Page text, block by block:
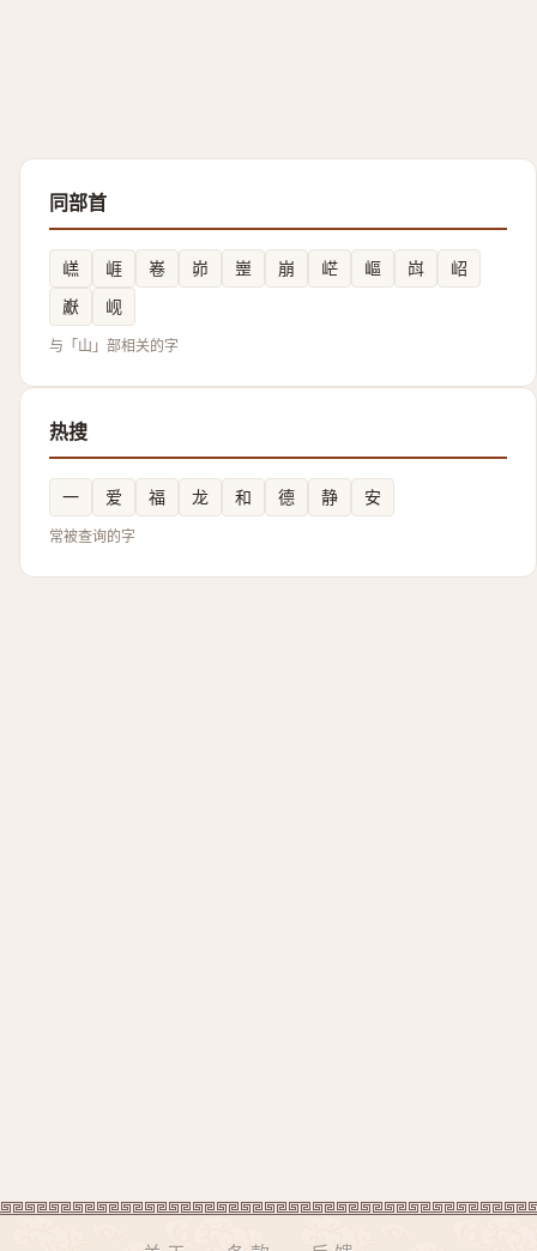
同部首
㟱 崕 㟡 峁 㟵 崩 㟐 嶇 㟕
岹
巚
岘
与「山」部相关的字
热搜
一 爱 福 龙 和 德 静 安
常被查询的字